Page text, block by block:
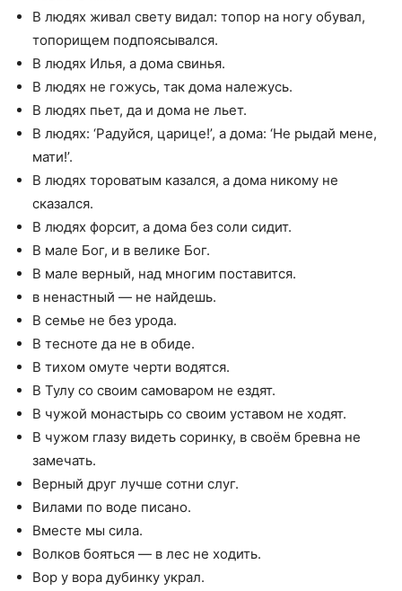
В людях живал свету видал: топор на ногу обувал,
топорищем подпоясывался.
В людях Илья, а дома свинья.
В людях не гожусь, так дома належусь.
В людях пьет, да и дома не льет.
В людях: ‘Радуйся, царице!’, а дома: ‘Не рыдай мене,
мати!’.
В людях тороватым казался, а дома никому не
сказался.
В людях форсит, а дома без соли сидит.
В мале Бог, и в велике Бог.
В мале верный, над многим поставится.
в ненастный — не найдешь.
В семье не без урода.
В тесноте да не в обиде.
В тихом омуте черти водятся.
В Тулу со своим самоваром не ездят.
В чужой монастырь со своим уставом не ходят.
В чужом глазу видеть соринку, в своём бревна не
замечать.
Верный друг лучше сотни слуг.
Вилами по воде писано.
Вместе мы сила.
Волков бояться — в лес не ходить.
Вор у вора дубинку украл.